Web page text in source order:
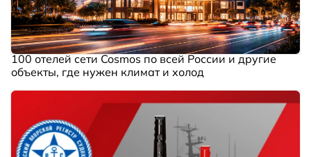
100 отелей сети Cosmos по всей России и другие
объекты, где нужен климат и холод